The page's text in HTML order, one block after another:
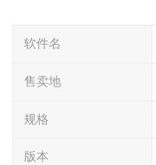
软件名
售卖地
规格
版本